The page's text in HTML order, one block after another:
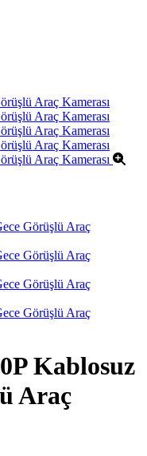
Kablosuz
Araç